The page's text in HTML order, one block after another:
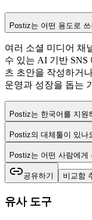
Postiz는 어떤 용도로
여러 소셜 미디어 채
수 있는 AI 기반 SNS
츠 초안을 작성하거
운영과 성장을 돕는
Postiz는 한국어를 지원
Postiz의 대체툴이 있나
Postiz는 어떤 사람에게
공유하기 비교함
유사 도구